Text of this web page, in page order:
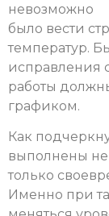
невозможно
было вести
температур.
исправления
работы
графиком.
Как
выполнены не
только
Именно при